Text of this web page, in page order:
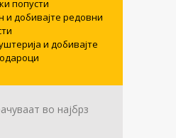
попусти
и добивајте редовни
и добивајте
во најбрз